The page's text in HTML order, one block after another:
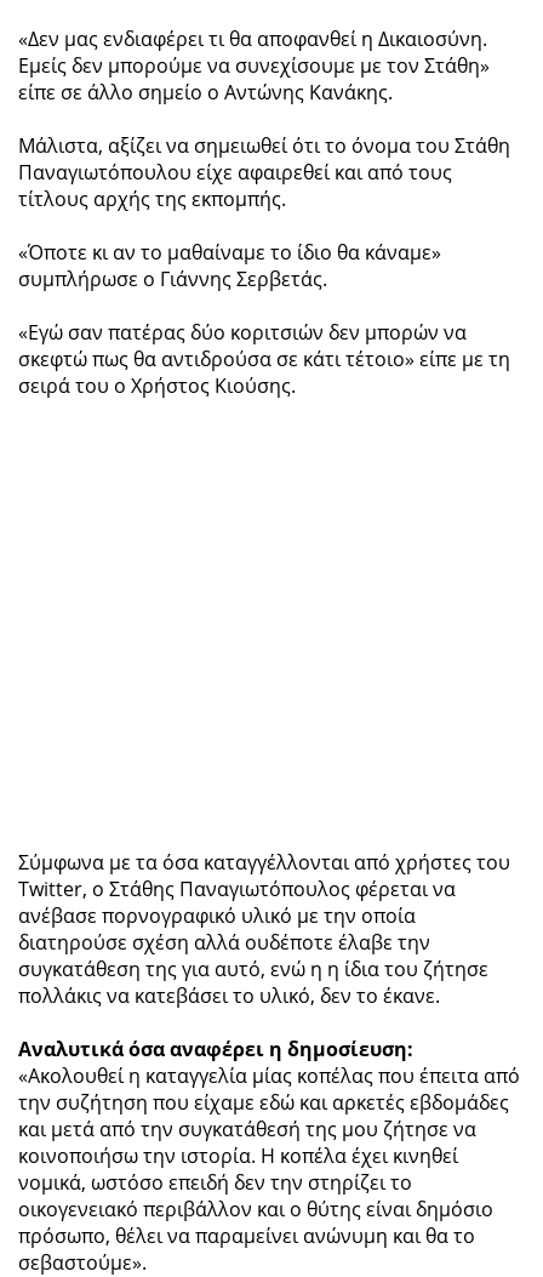
«Δεν μας ενδιαφέρει τι θα αποφανθεί η Δικαιοσύνη.
Εμείς δεν μπορούμε να συνεχίσουμε με τον Στάθη»
είπε σε άλλο σημείο ο Αντώνης Κανάκης.
Mάλιστα, αξίζει να σημειωθεί ότι το όνομα του Στάθη
Παναγιωτόπουλου είχε αφαιρεθεί και από τους
τίτλους αρχής της εκπομπής.
«Όποτε κι αν το μαθαίναμε το ίδιο θα κάναμε»
συμπλήρωσε ο Γιάννης Σερβετάς.
«Εγώ σαν πατέρας δύο κοριτσιών δεν μπορών να
σκεφτώ πως θα αντιδρούσα σε κάτι τέτοιο» είπε με τη
σειρά του ο Χρήστος Κιούσης.
Σύμφωνα με τα όσα καταγγέλλονται από χρήστες του
Twitter, ο Στάθης Παναγιωτόπουλος φέρεται να
ανέβασε πορνογραφικό υλικό με την οποία
διατηρούσε σχέση αλλά ουδέποτε έλαβε την
συγκατάθεση της για αυτό, ενώ η η ίδια του ζήτησε
πολλάκις να κατεβάσει το υλικό, δεν το έκανε.
Αναλυτικά όσα αναφέρει η δημοσίευση:
«Ακολουθεί η καταγγελία μίας κοπέλας που έπειτα από
την συζήτηση που είχαμε εδώ και αρκετές εβδομάδες
και μετά από την συγκατάθεσή της μου ζήτησε να
κοινοποιήσω την ιστορία. Η κοπέλα έχει κινηθεί
νομικά, ωστόσο επειδή δεν την στηρίζει το
οικογενειακό περιβάλλον και ο θύτης είναι δημόσιο
πρόσωπο, θέλει να παραμείνει ανώνυμη και θα το
σεβαστούμε».